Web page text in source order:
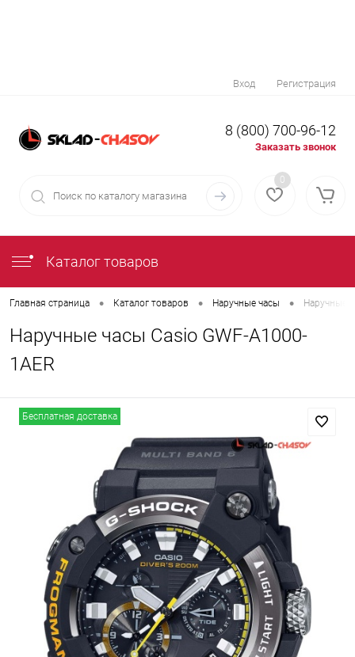
Вход Регистрация
8 (800) 700-96-12
Заказать звонок
0
Каталог товаров
Главная страница • Каталог товаров • Наручные часы • Наручные
Наручные часы Casio GWF-A1000-
1AER
Бесплатная доставка